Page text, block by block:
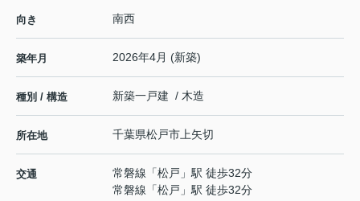
向き 南西
築年月 2026年4月 (新築)
種別 / 構造 新築一戸建 / 木造
所在地 千葉県松戸市上矢切
交通 常磐線 「松戸 」駅 徒歩32分
常磐線 「松戸 」駅 徒歩32分